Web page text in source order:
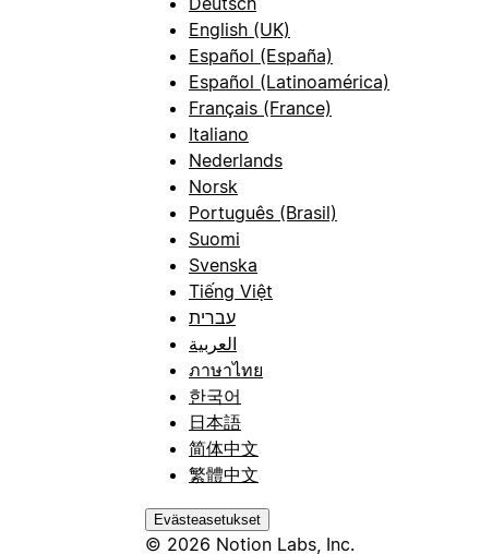
English (UK)
Español (España)
Español (Latinoamérica)
Français (France)
Italiano
Nederlands
Norsk
Português (Brasil)
Suomi
Svenska
Tiếng Việt
עברית
العربية
ภาษาไทย
한국어
日本語
简体中文
繁體中文
Evästeasetukset
© 2026 Notion Labs, Inc.